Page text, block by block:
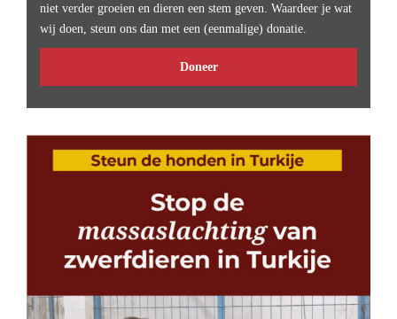
niet verder groeien en dieren een stem geven. Waardeer je wat
wij doen, steun ons dan met een (eenmalige) donatie.
Doneer